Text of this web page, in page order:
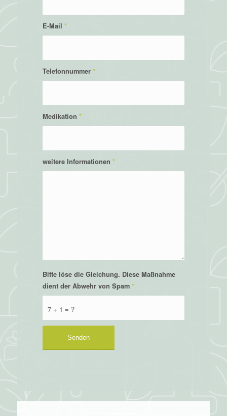
E-Mail *
Telefonnummer *
Medikation *
weitere Informationen *
7 + 1 = ?
Bitte löse die Gleichung. Diese Maßnahme
dient der Abwehr von Spam *